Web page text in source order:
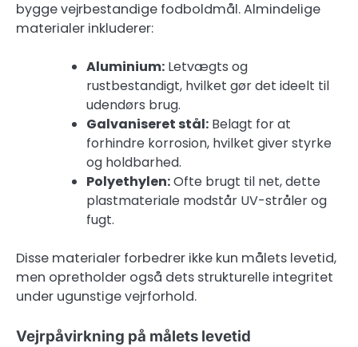
bygge vejrbestandige fodboldmål. Almindelige
materialer inkluderer:
Aluminium: Letvægts og
rustbestandigt, hvilket gør det ideelt til
udendørs brug.
Galvaniseret stål: Belagt for at
forhindre korrosion, hvilket giver styrke
og holdbarhed.
Polyethylen:Ofte brugt til net, dette
plastmateriale modstår UV-stråler og
fugt.
Disse materialer forbedrer ikke kun målets levetid,
men opretholder også dets strukturelle integritet
under ugunstige vejrforhold.
Vejrpåvirkning på målets levetid